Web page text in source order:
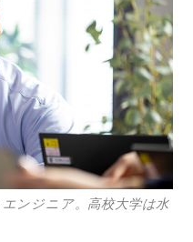
ンジニア。高校大学は水